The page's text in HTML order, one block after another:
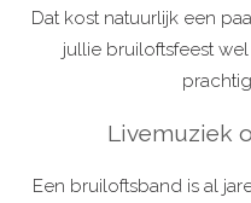
Dat kost natuurlijk een
jullie bruiloftsfeest
Livemuziek
Een bruiloftsband is al